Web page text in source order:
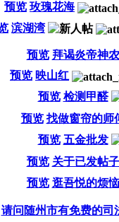
预览 玫瑰花海
滨湖湾
预览 拜谒炎帝神农
预览 映山红
预览 检测甲醛
预览 找做窗帘的师
预览 五金批发
预览 关于已发帖子
预览 逛吾悦的烦恼
请问随州市有免费的司